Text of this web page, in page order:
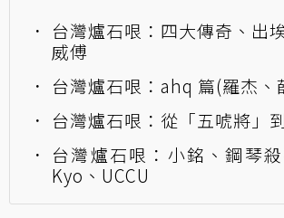
台灣爐石哏：四大傳奇、出
威傅
台灣爐石哏：ahq 篇(羅杰、
台灣爐石哏：從「五唬將」
台灣爐石哏：小銘、鋼琴
Kyo、UCCU